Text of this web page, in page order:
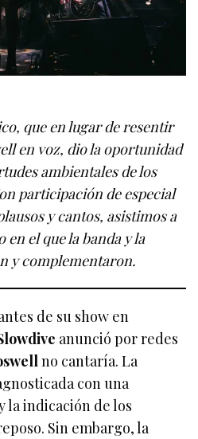
que en lugar de resentir
en voz, dio la oportunidad
ambientales de los
participación de especial
y cantos, asistimos a
el que la banda y la
y complementaron.
de su show en
anunció por redes
no cantaría. La
con una
indicación de los
Sin embargo, la